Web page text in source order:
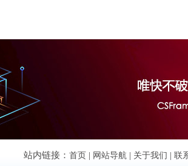
站内链接： 首页 | 网站导航 | 关于我们 | 联